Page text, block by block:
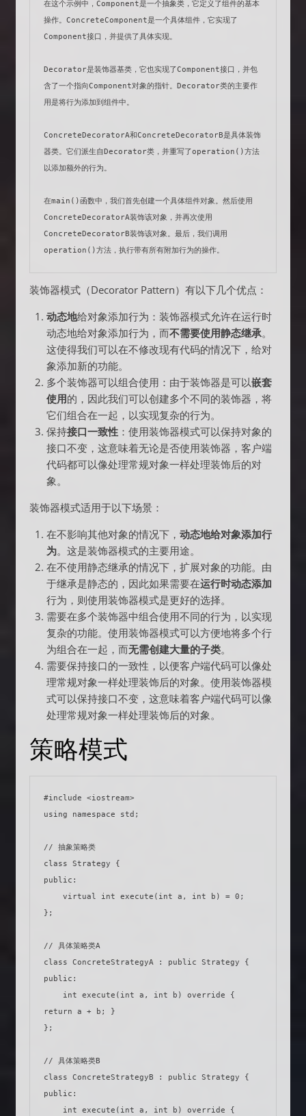
在这个示例中，Component是一个抽象类，它定义了组件的基本
操作。ConcreteComponent是一个具体组件，它实现了
Component接口，并提供了具体实现。
Decorator是装饰器基类，它也实现了Component接口，并包
含了一个指向Component对象的指针。Decorator类的主要作
用是将行为添加到组件中。
ConcreteDecoratorA和ConcreteDecoratorB是具体装饰
器类。它们派生自Decorator类，并重写了operation()方法
以添加额外的行为。
在main()函数中，我们首先创建一个具体组件对象。然后使用
ConcreteDecoratorA装饰该对象，并再次使用
ConcreteDecoratorB装饰该对象。最后，我们调用
operation()方法，执行带有所有附加行为的操作。
装饰器模式（Decorator Pattern）有以下几个优点：
动态地给对象添加行为：装饰器模式允许在运行时
动态地给对象添加行为，而不需要使用静态继承。
这使得我们可以在不修改现有代码的情况下，给对
象添加新的功能。
多个装饰器可以组合使用：由于装饰器是可以嵌套
使用的，因此我们可以创建多个不同的装饰器，将
它们组合在一起，以实现复杂的行为。
保持接口一致性 ：使用装饰器模式可以保持对象的
接口不变，这意味着无论是否使用装饰器，客户端
代码都可以像处理常规对象一样处理装饰后的对
象。
装饰器模式适用于以下场景：
在不影响其他对象的情况下， 动态地给对象添加行
为。这是装饰器模式的主要用途。
在不使用静态继承的情况下，扩展对象的功能。由
于继承是静态的，因此如果需要在运行时动态添加
行为，则使用装饰器模式是更好的选择。
需要在多个装饰器中组合使用不同的行为，以实现
复杂的功能。使用装饰器模式可以方便地将多个行
为组合在一起，而无需创建大量的子类。
需要保持接口的一致性，以便客户端代码可以像处
理常规对象一样处理装饰后的对象。使用装饰器模
式可以保持接口不变，这意味着客户端代码可以像
处理常规对象一样处理装饰后的对象。
策略模式
#include <iostream>
using namespace std;
// 抽象策略类
class Strategy {
public:
};
// 具体策略类A
class ConcreteStrategyA : public Strategy {
public:
return a + b; }
};
// 具体策略类B
class ConcreteStrategyB : public Strategy {
public: